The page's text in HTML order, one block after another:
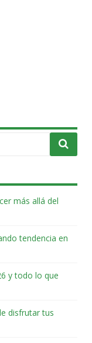
más allá del
tendencia en
y todo lo que
disfrutar tus